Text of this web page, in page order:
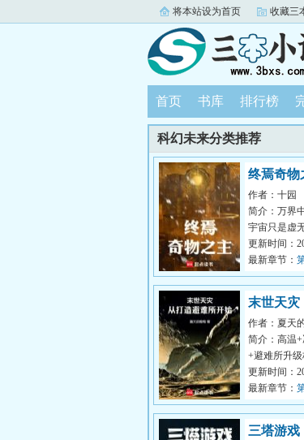
将本站设为首页 收藏三
首页 书库 排行榜
科幻未来分类推荐
终焉奇物
作者：十园
简介：万界
宇宙只是虚
会无可避免
去。届时...
更新时间：
最新章节：
末世天灾
开始
作者：夏天
简介：高温
+避难所升
现，地表生
末日。苏武...
更新时间：
最新章节：
三塔游戏